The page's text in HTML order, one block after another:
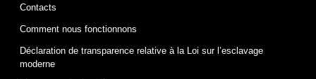
Contacts
Comment nous fonctionnons
Déclaration de transparence relative à la Loi sur l’esclavage
moderne